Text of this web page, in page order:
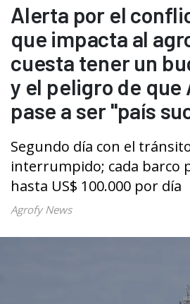
Alerta por el
que impacta al
cuesta tener un
y el peligro de que
pase a ser "país
Segundo día con el
interrumpido; cada barco
hasta US$ 100.000 por día
Agrofy News